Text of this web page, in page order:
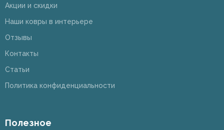
Акции и скидки
Наши ковры в интерьере
Отзывы
Контакты
Статьи
Политика конфиденциальности
Полезное